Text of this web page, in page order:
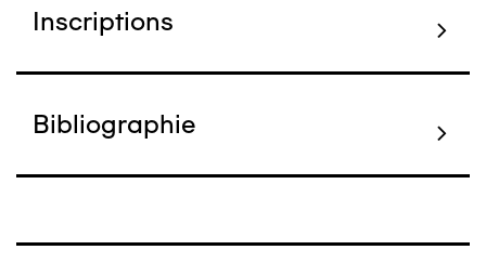
Inscriptions
Bibliographie